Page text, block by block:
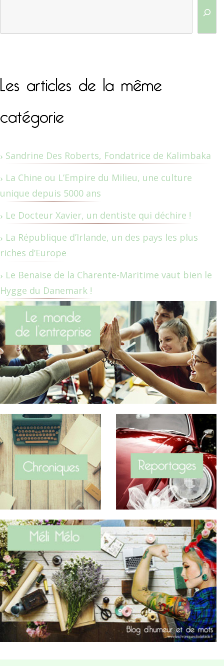
Les articles de la même
catégorie
Sandrine Des Roberts, Fondatrice de Kalimbaka
La Chine ou L’Empire du Milieu, une culture
unique depuis 5000 ans
Le Docteur Xavier, un dentiste qui déchire !
La République d’Irlande, un des pays les plus
riches d’Europe
Le Benaise de la Charente-Maritime vaut bien le
Hygge du Danemark !